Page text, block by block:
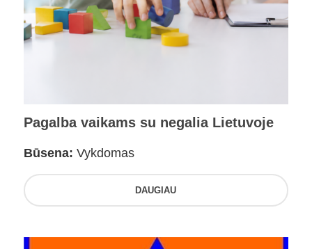
Pagalba vaikams su negalia Lietuvoje
Būsena: Vykdomas
DAUGIAU